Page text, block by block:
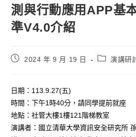
測與行動應用APP基
準V4.0介紹
2024 年 9 月 19 日 演講研
日期：113.9.27(五)
時間：下午1時40分，請同學提前就座
地點：社管大樓1樓121階梯教室
演講者：國立清華大學資訊安全研究所